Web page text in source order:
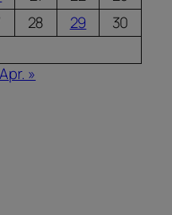
28 29
30
Apr. »